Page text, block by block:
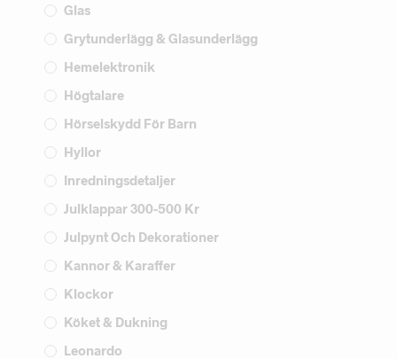
Glas
Grytunderlägg & Glasunderlägg
Hemelektronik
Högtalare
Hörselskydd För Barn
Hyllor
Inredningsdetaljer
Julklappar 300-500 Kr
Julpynt Och Dekorationer
Kannor & Karaffer
Klockor
Köket & Dukning
Leonardo